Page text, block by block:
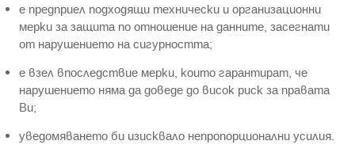
е предприел подходящи технически и организационни
мерки за защита по отношение на данните, засегнати
от нарушението на сигурността;
е взел впоследствие мерки, които гарантират, че
нарушението няма да доведе до висок риск за правата
Ви;
уведомяването би изисквало непропорционални усилия.